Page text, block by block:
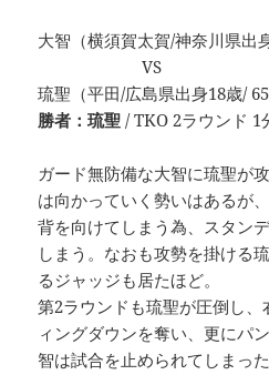
大智（横須賀太賀/神奈川県出
VS
琉聖（平田/広島県出身18歳/
勝者：琉聖 / TKO 2ラウンド 1
ガード無防備な大智に琉聖が
は向かっていく勢いはあるが
背を向けてしまう為、スタン
しまう。なおも攻勢を掛ける
るジャッジも居たほど。
第2ラウンドも琉聖が圧倒し
ィングダウンを奪い、更にパ
智は試合を止められてしまった